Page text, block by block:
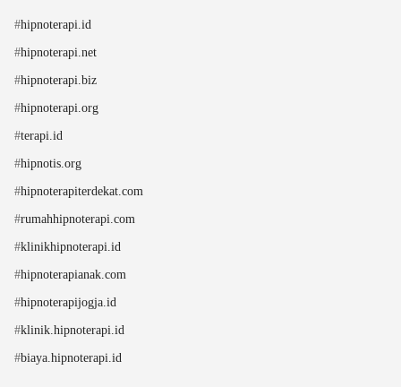
#hipnoterapi.id
#hipnoterapi.net
#hipnoterapi.biz
#hipnoterapi.org
#terapi.id
#hipnotis.org
#hipnoterapiterdekat.com
#rumahhipnoterapi.com
#klinikhipnoterapi.id
#hipnoterapianak.com
#hipnoterapijogja.id
#klinik.hipnoterapi.id
#biaya.hipnoterapi.id